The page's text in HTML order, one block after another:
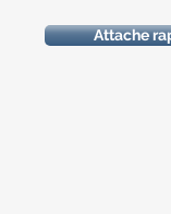
Attache